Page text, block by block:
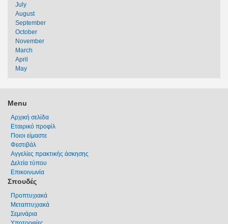
July
August
September
October
November
March
April
May
Menu
Αρχική σελίδα
Εταιρικό προφίλ
Ποιοι είμαστε
Φεστιβάλ
Αγγελίες πρακτικής άσκησης
Δελτία τύπου
Επικοινωνία
Σπουδές
Προπτυχιακά
Μεταπτυχιακά
Σεμινάρια